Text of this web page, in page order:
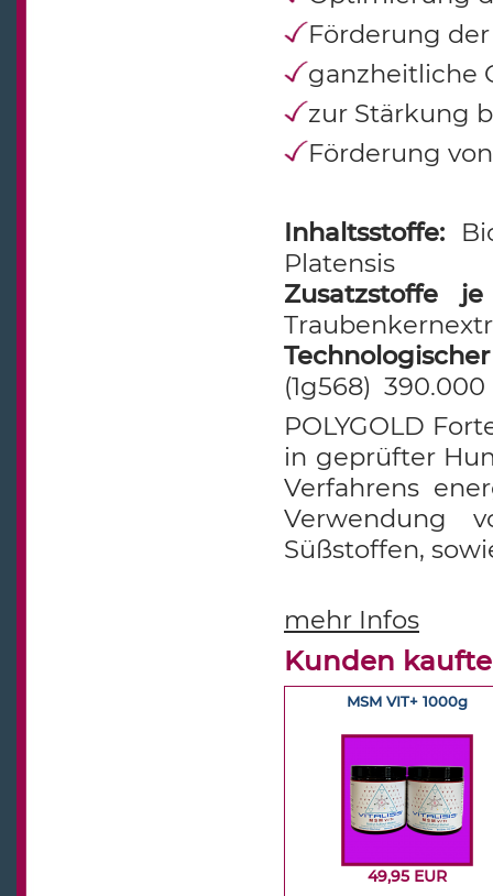
Förderung
ganzheitliche
zur Stärkung
Förderung
Inhaltsstoffe:
Platensis
Zusatzstoffe
(1g568)
POLYGOLD
in geprüfter
Verfahrens
Verwendung
Süßstoffen,
mehr Infos
Kunden
MSM VIT+ 1000g
49,95 EUR